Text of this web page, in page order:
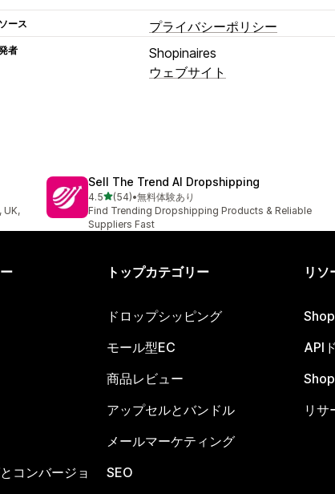
ース プライバシーポリシー
者
Shopinaires
ウェブサイト
UK,
Sell The Trend AI Dropshipping
4.55つ星中
(54)
合計レビュー数：54件
•無料体験あり
Find Trending Dropshipping Products & Reliable
Suppliers Fast
コンバージョ
トップカテゴリー
ドロップシッピング
モール型EC
商品レビュー
アップセルとバンドル
メールマーケティング
SEO
リソ
API
リサ